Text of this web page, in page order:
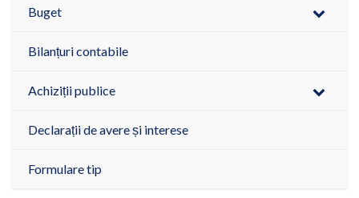
Buget
Bilanțuri contabile
Achiziții publice
Declarații de avere și interese
Formulare tip